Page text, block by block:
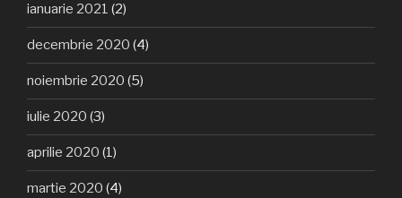
ianuarie 2021 (2)
decembrie 2020 (4)
noiembrie 2020 (5)
iulie 2020 (3)
aprilie 2020 (1)
martie 2020 (4)